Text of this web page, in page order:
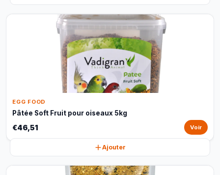
EGG FOOD
Pâtée Soft Fruit pour oiseaux 5kg
€46,51 Voir
Ajouter